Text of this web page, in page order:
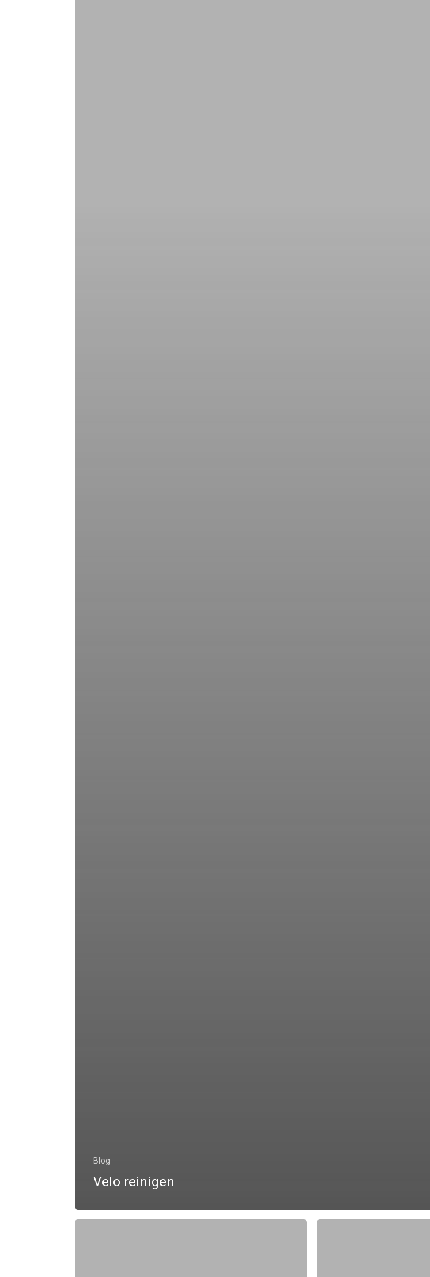
Blog
Velo reinigen